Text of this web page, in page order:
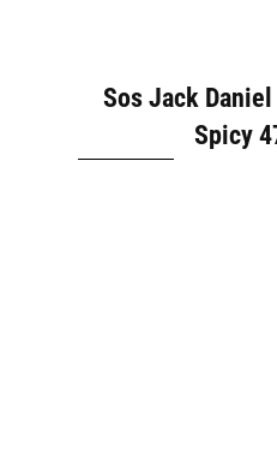
Sos Jack Daniel
Spicy